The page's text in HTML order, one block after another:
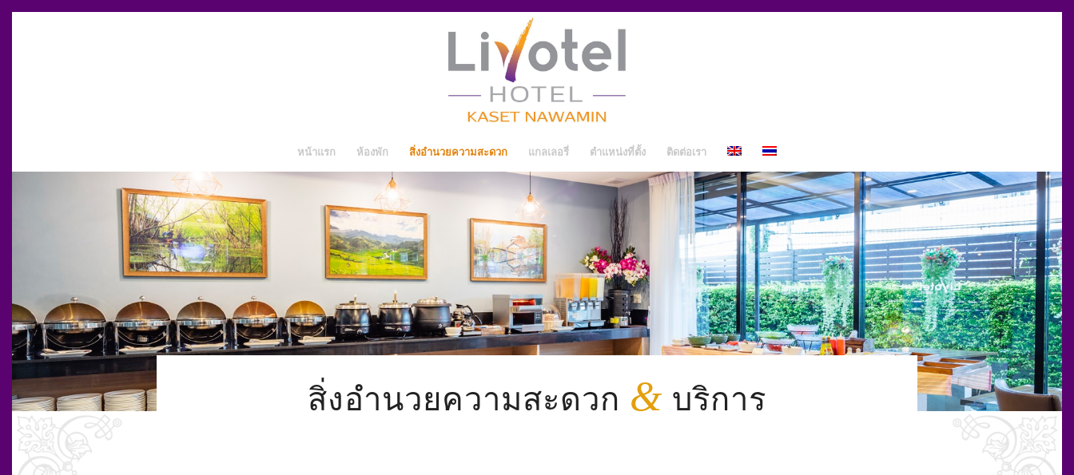
หน้าแรก ห้องพัก สิ่งอำนวยความสะดวก แกลเลอรี่ ตำแหน่งที่ตั้ง ติดต่อเรา
สิ่งอำนวยความสะดวก & บริการ